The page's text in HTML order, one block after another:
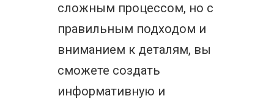
сложным процессом, но с
правильным подходом и
вниманием к деталям, вы
сможете создать
информативную и